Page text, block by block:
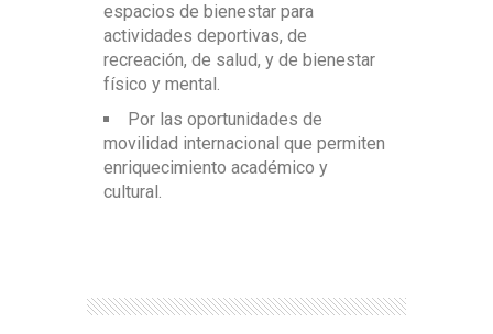
espacios de bienestar para
actividades deportivas, de
recreación, de salud, y de bienestar
físico y mental.
Por las oportunidades de
movilidad internacional que permiten
enriquecimiento académico y
cultural.